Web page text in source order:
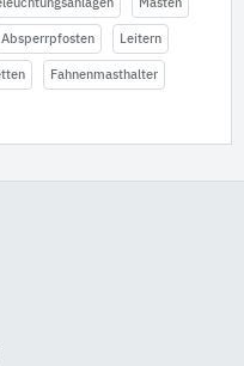
Masten
Absperrpfosten Leitern
Fahnenmasthalter